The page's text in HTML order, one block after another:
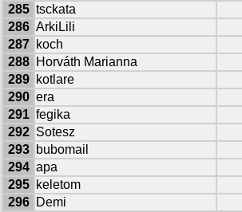
285 tsckata
286 ArkiLili
287
koch
288
Horváth Marianna
289
kotlare
290 era
291 fegika
292 Sotesz
293
bubomail
294 apa
295
keletom
296
Demi